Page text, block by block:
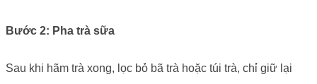
Bước 2: Pha trà sữa
Sau khi hãm trà xong, lọc bỏ bã trà hoặc túi trà, chỉ giữ lại